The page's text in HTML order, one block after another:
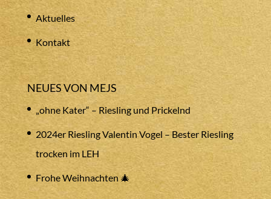
Aktuelles
Kontakt
NEUES VON MEJS
„ohne Kater“ – Riesling und Prickelnd
2024er Riesling Valentin Vogel – Bester Riesling
trocken im LEH
Frohe Weihnachten 🎄